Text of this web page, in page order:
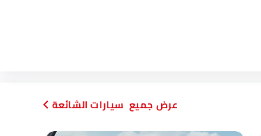
سيارات الشائعة